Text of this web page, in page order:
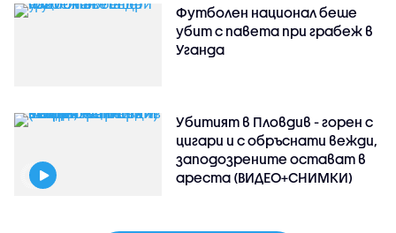
Футболен национал беше
убит с павета при грабеж в
Уганда
Убитият в Пловдив - горен с
цигари и с обръснати вежди,
заподозрените остават в
ареста (ВИДЕО+СНИМКИ)